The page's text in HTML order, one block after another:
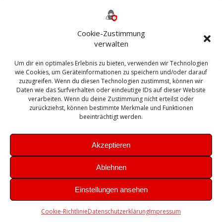
Cookie-Zustimmung
verwalten
Um dir ein optimales Erlebnis zu bieten, verwenden wir Technologien
wie Cookies, um Geräteinformationen zu speichern und/oder darauf
zuzugreifen. Wenn du diesen Technologien zustimmst, können wir
Daten wie das Surfverhalten oder eindeutige IDs auf dieser Website
verarbeiten. Wenn du deine Zustimmung nicht erteilst oder
zurückziehst, können bestimmte Merkmale und Funktionen
beeinträchtigt werden.
Akzeptieren
Ablehnen
Einstellungen ansehen
Cookie-RichtlinieDatenschutzerklärungImpressum
Bautagebuch
Exchange firewall Fritzbox
Microsoft
Sanierung SBS Security Server Sicherheit
Sicherung SIEM Sophos SSL Ubuntu
Update Upgrade UTM VCenter VCSA Veeam
VMWare VPN WAZUH Windows
Zertifikat
Theme